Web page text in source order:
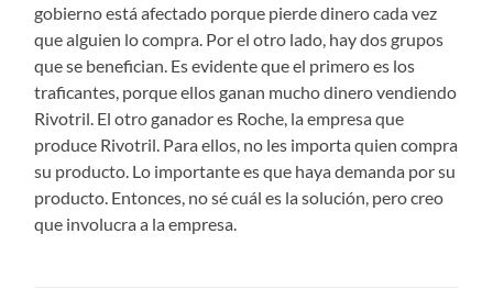
gobierno está afectado porque pierde dinero cada vez
que alguien lo compra. Por el otro lado, hay dos grupos
que se benefician. Es evidente que el primero es los
traficantes, porque ellos ganan mucho dinero vendiendo
Rivotril. El otro ganador es Roche, la empresa que
produce Rivotril. Para ellos, no les importa quien compra
su producto. Lo importante es que haya demanda por su
producto. Entonces, no sé cuál es la solución, pero creo
que involucra a la empresa.